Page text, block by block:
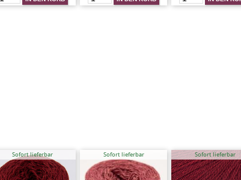
Sofort lieferbar Sofort lieferbar Sofort lieferbar